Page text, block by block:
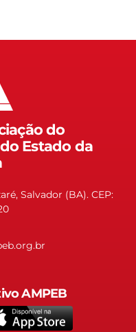
do
Estado da
Salvador (BA). CEP:
AMPEB